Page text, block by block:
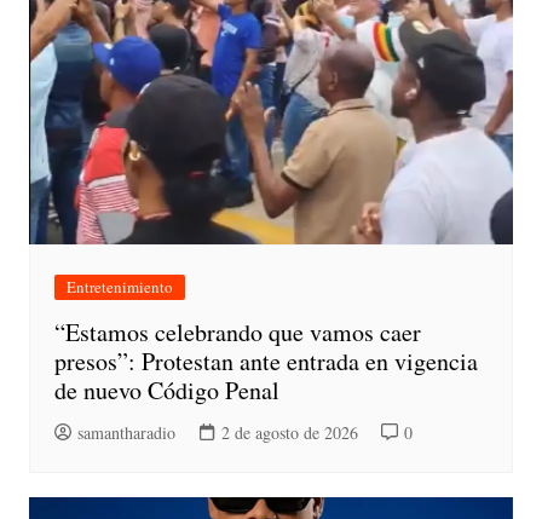
Entretenimiento
“Estamos celebrando que vamos caer
presos”: Protestan ante entrada en vigencia
de nuevo Código Penal
samantharadio 2 de agosto de 2026 0